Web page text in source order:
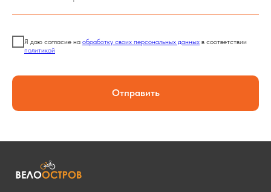
Я даю согласие на обработку своих персональных данных в соответствии
политикой
Отправить